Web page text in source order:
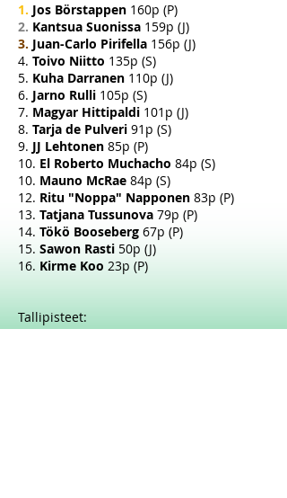
1. Jos Börstappen 160p (P)
2. Kantsua Suonissa 159p (J)
3. Juan-Carlo Pirifella 156p (J)
4. Toivo Niitto 135p (S)
5. Kuha Darranen 110p (J)
6. Jarno Rulli 105p (S)
7. Magyar Hittipaldi 101p (J)
8. Tarja de Pulveri 91p (S)
9. JJ Lehtonen 85p (P)
10. El Roberto Muchacho 84p (S)
10. Mauno McRae 84p (S)
12. Ritu "Noppa" Napponen 83p (P)
13. Tatjana Tussunova 79p (P)
14. Tökö Booseberg 67p (P)
15. Sawon Rasti 50p (J)
16. Kirme Koo 23p (P)
Tallipisteet: